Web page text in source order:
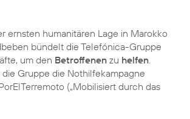
ernsten humanitären Lage in Marokko
bündelt die Telefónica-Gruppe
um den Betroffenen zu helfen
Gruppe die Nothilfekampagne
(„Mobilisiert durch das